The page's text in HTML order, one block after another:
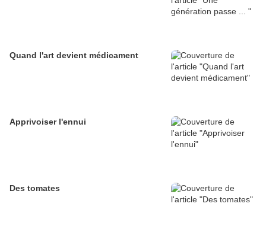
Quand l'art devient médicament
Apprivoiser l'ennui
Des tomates